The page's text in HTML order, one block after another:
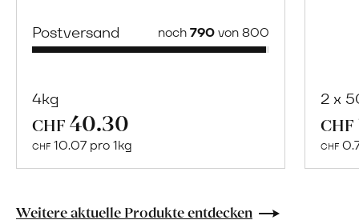
Postversand noch790von 800
4kg
CHF 40.30
CHF 10.07 pro 1kg
Naturbelassene
Lebensmittel
2 x
CHF
CHF
Weitere aktuelle Produkte entdecken